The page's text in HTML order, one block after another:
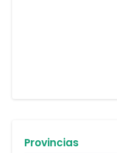
Provincias